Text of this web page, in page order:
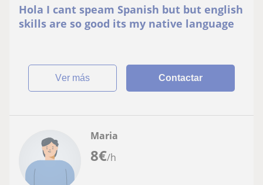
Hola I cant speam Spanish but but english
skills are so good its my native language
ver más Contactar
8€/h
Maria